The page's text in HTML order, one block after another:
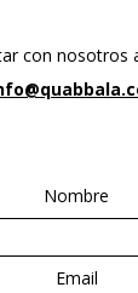
con nosotros
Nombre
Email